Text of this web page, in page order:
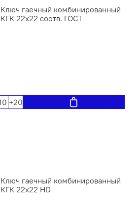
Ключ гаечный комбинированный
КГК 22х22 соотв. ГОСТ
+20
Ключ гаечный комбинированный
КГК 22х22 HD